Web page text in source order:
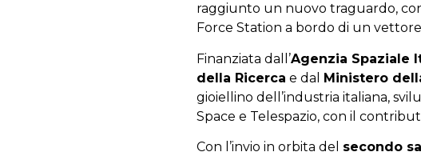
raggiunto un nuovo traguardo,
Force Station a bordo di un vettore
Finanziata dall’Agenzia Spaziale
della Ricerca e dal Ministero
gioiellino dell’industria italiana,
Space e Telespazio, con il
Con l’invio in orbita del secondo